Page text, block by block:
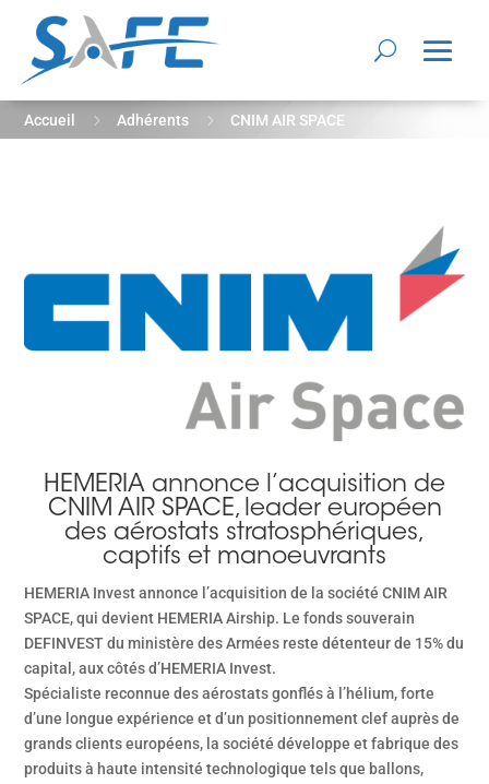
Accueil 5 Adhérents 5 CNIM AIR SPACE
HEMERIA annonce l’acquisition de
CNIM AIR SPACE, leader européen
des aérostats stratosphériques,
captifs et manoeuvrants
HEMERIA Invest annonce l’acquisition de la société CNIM AIR
SPACE, qui devient HEMERIA Airship. Le fonds souverain
DEFINVEST du ministère des Armées reste détenteur de 15% du
capital, aux côtés d’HEMERIA Invest.
Spécialiste reconnue des aérostats gonflés à l’hélium, forte
d’une longue expérience et d’un positionnement clef auprès de
grands clients européens, la société développe et fabrique des
produits à haute intensité technologique tels que ballons,